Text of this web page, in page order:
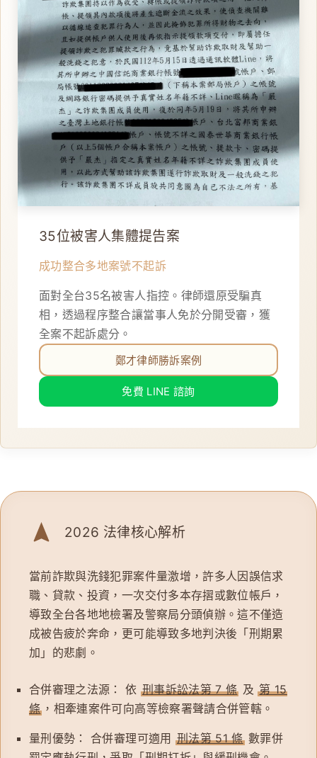
35位被害人集體提告案
成功整合多地案號不起訴
面對全台35名被害人指控。律師還原受騙真
相，透過程序整合讓當事人免於分開受審，獲
全案不起訴處分。
鄭才律師勝訴案例
免費 LINE 諮詢
2026 法律核心解析
當前詐欺與洗錢犯罪案件量激增，許多人因誤信求
職、貸款、投資，一次交付多本存摺或數位帳戶，
導致全台各地地檢署及警察局分頭偵辦。這不僅造
成被告疲於奔命，更可能導致多地判決後「刑期累
加」的悲劇。
合併審理之法源： 依 刑事訴訟法第 7 條 及第 15
條 ，相牽連案件可向高等檢察署聲請合併管轄。
量刑優勢： 合併審理可適用 刑法第 51 條數罪併